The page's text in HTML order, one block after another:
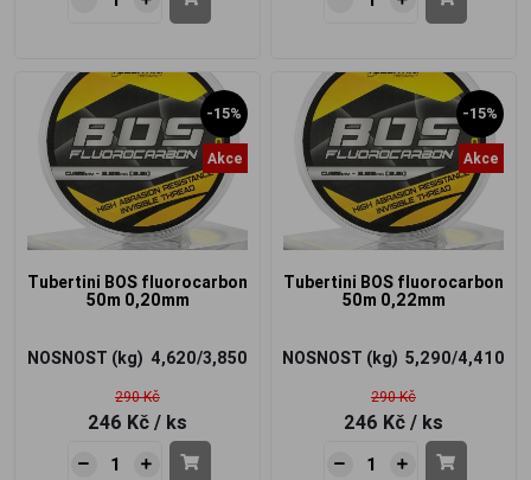
-15%
Akce
Tubertini BOS fluorocarbon
50m 0,20mm
NOSNOST (kg) 4,620/3,850
290 Kč
246 Kč / ks
-15%
Akce
Tubertini BOS fluorocarbon
50m 0,22mm
NOSNOST (kg) 5,290/4,410
290 Kč
246 Kč / ks